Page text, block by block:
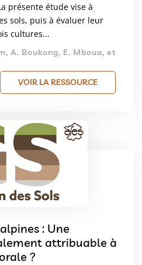
présente étude vise à
sols, puis à évaluer leur
cultures...
A. Boukong, E. Mboua, et
VOIR LA RESSOURCE
: Une
attribuable à
?